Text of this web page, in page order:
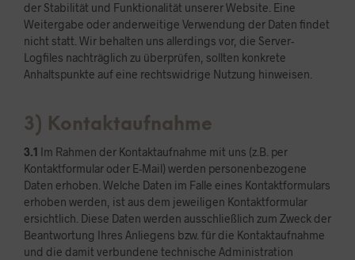
der Stabilität und Funktionalität unserer Website. Eine
Weitergabe oder anderweitige Verwendung der Daten findet
nicht statt. Wir behalten uns allerdings vor, die Server-
Logfiles nachträglich zu überprüfen, sollten konkrete
Anhaltspunkte auf eine rechtswidrige Nutzung hinweisen.
3) Kontaktaufnahme
3.1 Im Rahmen der Kontaktaufnahme mit uns (z.B. per
Kontaktformular oder E-Mail) werden personenbezogene
Daten erhoben. Welche Daten im Falle eines Kontaktformulars
erhoben werden, ist aus dem jeweiligen Kontaktformular
ersichtlich. Diese Daten werden ausschließlich zum Zweck der
Beantwortung Ihres Anliegens bzw. für die Kontaktaufnahme
und die damit verbundene technische Administration